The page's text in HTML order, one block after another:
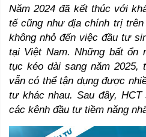
Năm 2024 đã kết thúc với
tế cũng như địa chính trị
không nhỏ đến việc đầu tư
tại Việt Nam. Những bất ổn
tục kéo dài sang năm 2025,
vẫn có thể tận dụng được
tư khác nhau. Sau đây,
các kênh đầu tư tiềm năng